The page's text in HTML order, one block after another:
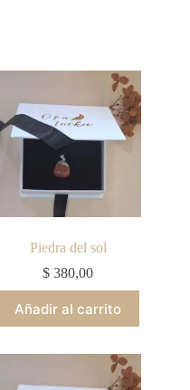
Piedra del sol
$ 380,00
Añadir al carrito